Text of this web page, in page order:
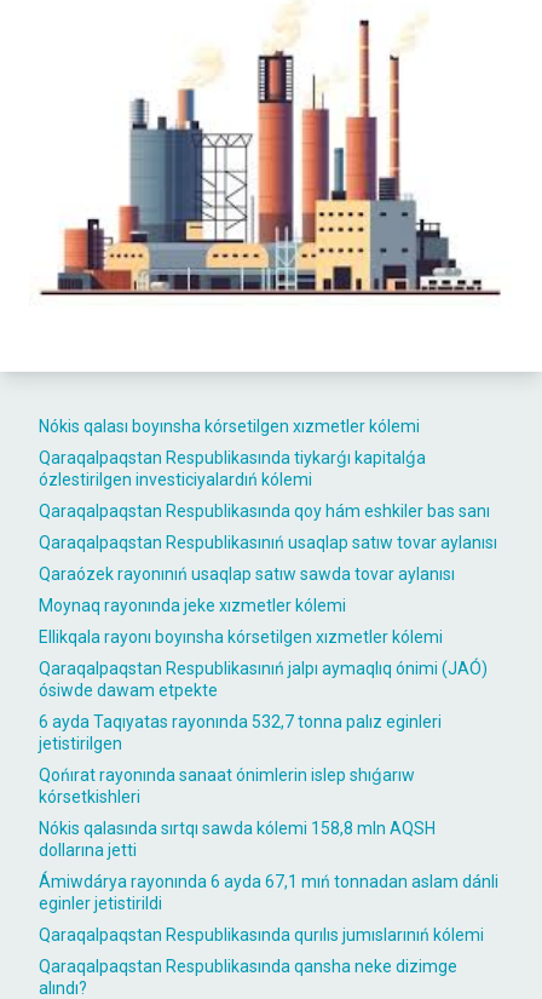
Nókis qalası boyınsha kórsetilgen xızmetler kólemi
Qaraqalpaqstan Respublikasında tiykarǵı kapitalǵa
ózlestirilgen investiciyalardıń kólemi
Qaraqalpaqstan Respublikasında qoy hám eshkiler bas sanı
Qaraqalpaqstan Respublikasınıń usaqlap satıw tovar aylanısı
Qaraózek rayonınıń usaqlap satıw sawda tovar aylanısı
Moynaq rayonında jeke xızmetler kólemi
Ellikqala rayonı boyınsha kórsetilgen xızmetler kólemi
Qaraqalpaqstan Respublikasınıń jalpı aymaqlıq ónimi (JAÓ)
ósiwde dawam etpekte
6 ayda Taqıyatas rayonında 532,7 tonna palız eginleri
jetistirilgen
Qońırat rayonında sanaat ónimlerin islep shıǵarıw
kórsetkishleri
Nókis qalasında sırtqı sawda kólemi 158,8 mln AQSH
dollarına jetti
Ámiwdárya rayonında 6 ayda 67,1 mıń tonnadan aslam dánli
eginler jetistirildi
Qaraqalpaqstan Respublikasında qurılıs jumıslarınıń kólemi
Qaraqalpaqstan Respublikasında qansha neke dizimge
alındı?